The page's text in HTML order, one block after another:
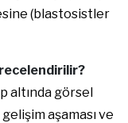
(blastosistler
altında görsel
aşaması ve